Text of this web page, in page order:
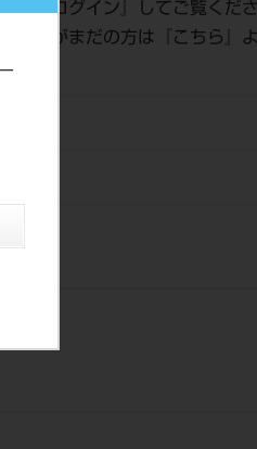
は『ログイン 』してご覧くだ
登録がまだの方は『
こちら
』